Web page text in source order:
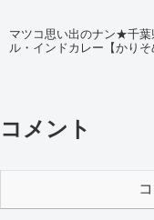
マツコ思い出のナン★千
ル・インドカレー【かりそ
コメント